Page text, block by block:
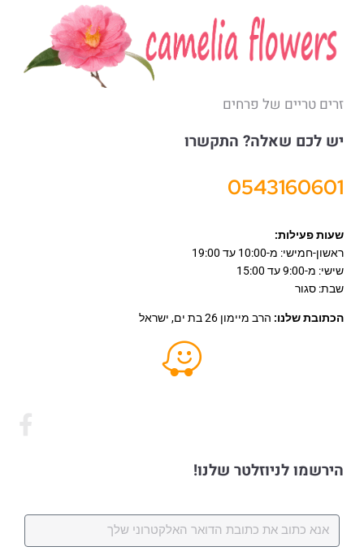
זרים טריים של פרחים
יש לכם שאלה? התקשרו
0543160601
שעות פעילות:
ראשון-חמישי: מ-10:00 עד 19:00
שישי: מ-9:00 עד 15:00
שבת: סגור
הכתובת שלנו: הרב מיימון 26 בת ים, ישראל
הירשמו לניוזלטר שלנו!